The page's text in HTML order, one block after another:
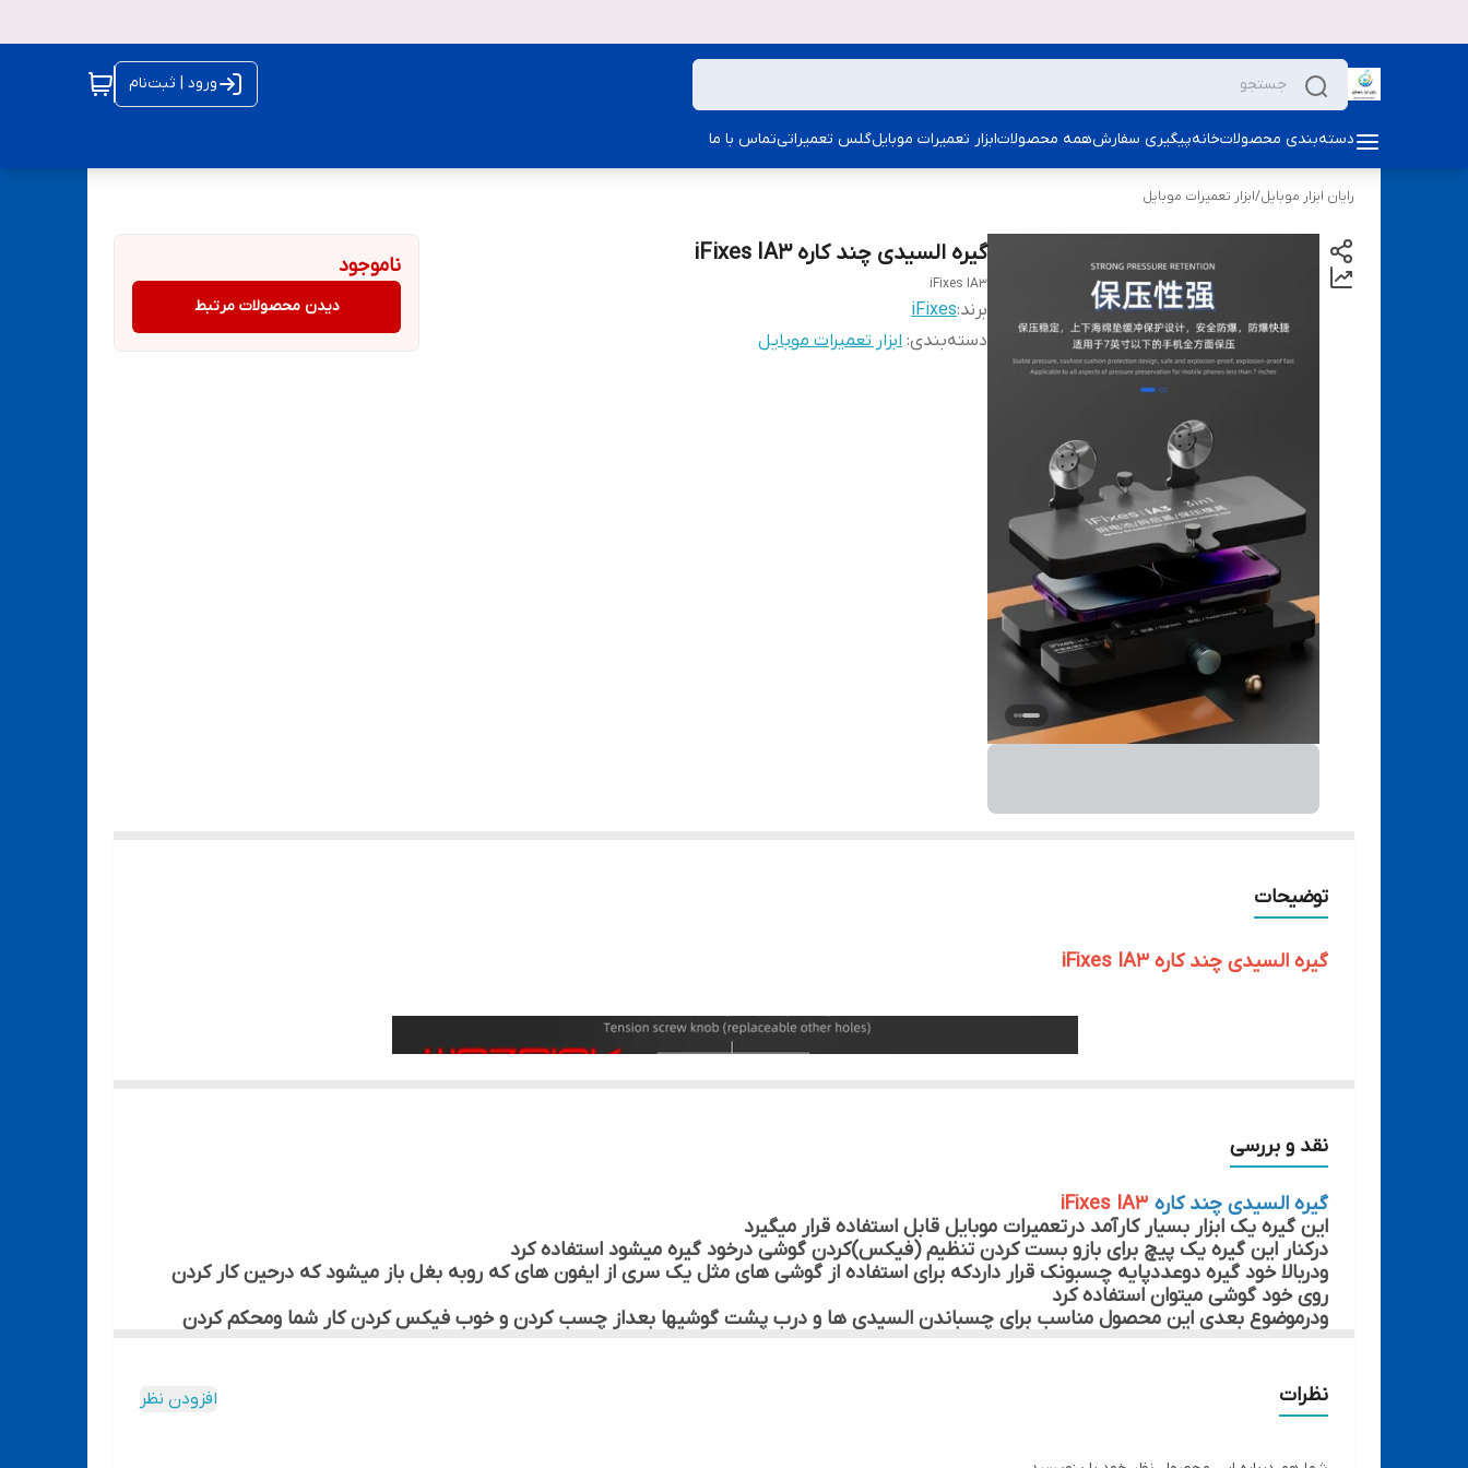
ورود | ثبت‌نام
دسته‌بندی محصولاتخانهپیگیری سفارشهمه محصولاتابزار تعمیرات موبایلگلس تعمیراتیتماس با ما
رایان ابزار موبایل/ابزار تعمیرات موبایل
گیره السیدی چند کاره iFixes IA3
iFixes IA3
برند:iFixes
دسته‌بندی: ابزار تعمیرات موبایل
ناموجود
دیدن محصولات مرتبط
توضیحات
گیره السیدی چند کاره iFixes IA3
نقد و بررسی
گیره السیدی چند کاره
این گیره یک ابزار بسیار کارآمد درتعمیرات موبایل قابل استفاده قرار میگیرد
درکنار این گیره یک پیچ برای بازو بست کردن تنظیم (فیکس)کردن گوشی درخود گیره میشود استفاده کرد
ودربالا خود گیره دوعددپایه چسبونک قرار داردکه برای استفاده از گوشی های مثل یک سری از ایفون های که روبه بغل باز میشود که درحین کار کردن
روی خود گوشی میتوان استفاده کرد
ودرموضوع بعدی این محصول مناسب برای چسباندن السیدی ها و درب پشت گوشیها بعداز چسب کردن و خوب فیکس کردن کار شما ومحکم کردن
نظرات
افزودن نظر